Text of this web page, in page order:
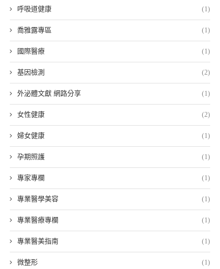
呼吸道健康 (1)
喬雅露專區 (1)
國際醫療 (1)
基因檢測 (2)
外泌體文獻 網路分享 (1)
女性健康 (2)
婦女健康 (1)
孕期照護 (1)
專家專欄 (1)
專業醫學美容 (1)
專業醫療專欄 (1)
專業醫美指南 (1)
微整形 (1)